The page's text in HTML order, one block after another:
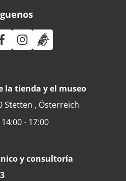
la tienda y el museo
Stetten , Österreich
- 17:00
y consultoría